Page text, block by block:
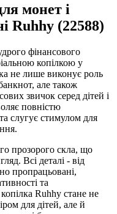
монет і
Ruhhy (22588)
фінансового
копілкою у
не лише виконує роль
але також
звичок серед дітей і
повністю
слугує стимулом для
прозорого скла, що
Всі деталі - від
пропрацьовані,
та
Ruhhy стане не
для дітей, але й